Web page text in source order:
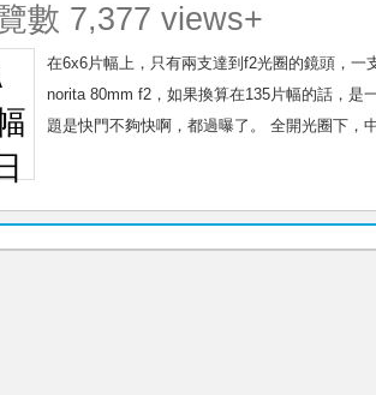
數 7,377 views+
在6x6片幅上，只有兩支達到f2光圈的鏡頭，一
norita 80mm f2，如果換算在135片幅的話，是
題是快門不夠快啊，都過曝了。 全開光圈下，